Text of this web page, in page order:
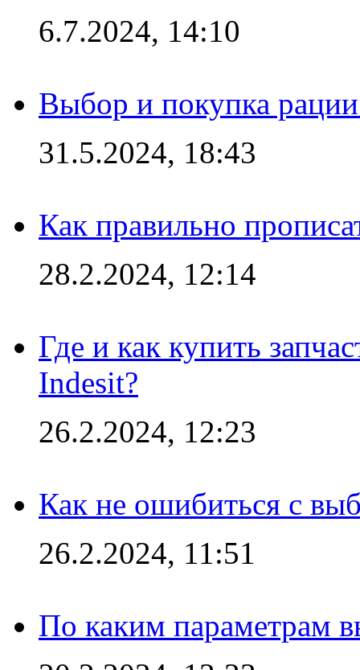
6.7.2024, 14:10
Выбор и покупка
31.5.2024, 18:43
Как правильно
28.2.2024, 12:14
Где и как купить
Indesit?
26.2.2024, 12:23
Как не ошибиться с
26.2.2024, 11:51
По каким параметрам